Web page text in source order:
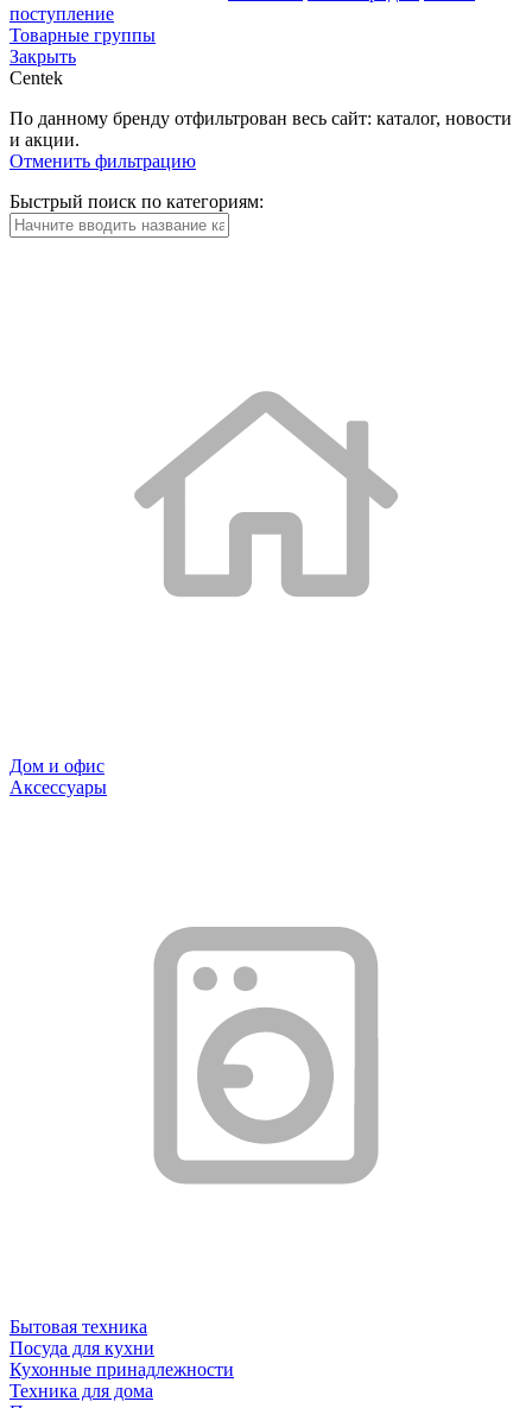
поступление
Товарные группы
Закрыть
Centek
По данному бренду отфильтрован весь сайт: каталог, новости
и акции.
Отменить фильтрацию
Быстрый поиск по категориям:
Дом и офис
Аксессуары
Бытовая техника
Посуда для кухни
Кухонные принадлежности
Техника для дома